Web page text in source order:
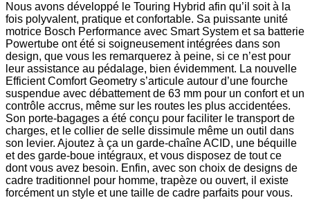
Nous avons développé le Touring Hybrid afin qu’il soit à la
fois polyvalent, pratique et confortable. Sa puissante unité
motrice Bosch Performance avec Smart System et sa batterie
Powertube ont été si soigneusement intégrées dans son
design, que vous les remarquerez à peine, si ce n’est pour
leur assistance au pédalage, bien évidemment. La nouvelle
Efficient Comfort Geometry s’articule autour d’une fourche
suspendue avec débattement de 63 mm pour un confort et un
contrôle accrus, même sur les routes les plus accidentées.
Son porte-bagages a été conçu pour faciliter le transport de
charges, et le collier de selle dissimule même un outil dans
son levier. Ajoutez à ça un garde-chaîne ACID, une béquille
et des garde-boue intégraux, et vous disposez de tout ce
dont vous avez besoin. Enfin, avec son choix de designs de
cadre traditionnel pour homme, trapèze ou ouvert, il existe
forcément un style et une taille de cadre parfaits pour vous.